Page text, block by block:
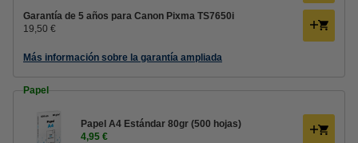
Garantía de 5 años para Canon Pixma TS7650i
19,50 €
Más información sobre la garantía ampliada
Papel
Papel A4 Estándar 80gr (500 hojas)
4,95 €